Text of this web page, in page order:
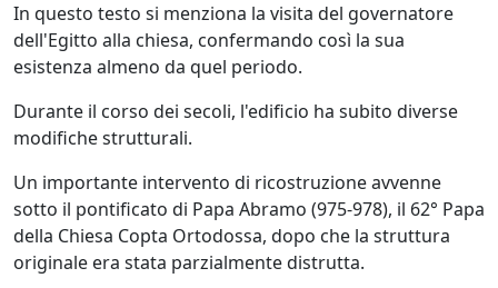
In questo testo si menziona la visita del governatore
dell'Egitto alla chiesa, confermando così la sua
esistenza almeno da quel periodo.
Durante il corso dei secoli, l'edificio ha subito diverse
modifiche strutturali.
Un importante intervento di ricostruzione avvenne
sotto il pontificato di Papa Abramo (975-978), il 62° Papa
della Chiesa Copta Ortodossa, dopo che la struttura
originale era stata parzialmente distrutta.